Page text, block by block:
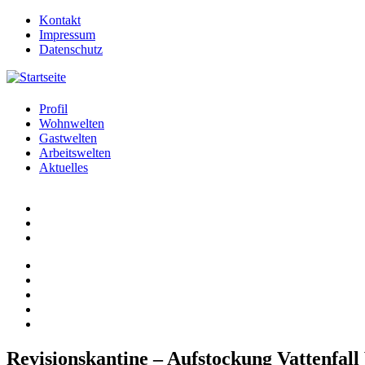
Jump to navigation
Kontakt
Impressum
Datenschutz
Profil
Wohnwelten
Gastwelten
Arbeitswelten
Aktuelles
Revisionskantine – Aufstockung